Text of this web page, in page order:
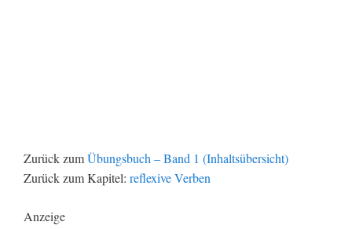
Zurück zumÜbungsbuch – Band 1 (Inhaltsübersicht)
Zurück zum Kapitel: reflexive Verben
Anzeige